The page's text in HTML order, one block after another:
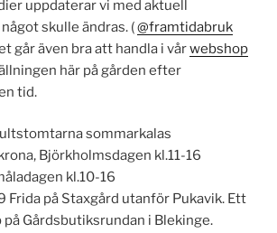
uppdaterar vi med aktuell
skulle ändras. (@framtidabruk
går även bra att handla i vårwebshop
här på gården efter
tid.
sommarkalas
Björkholmsdagen kl.11-16
kl.10-16
Frida på Staxgård utanför Pukavik. Ett
Gårdsbutiksrundan i Blekinge.